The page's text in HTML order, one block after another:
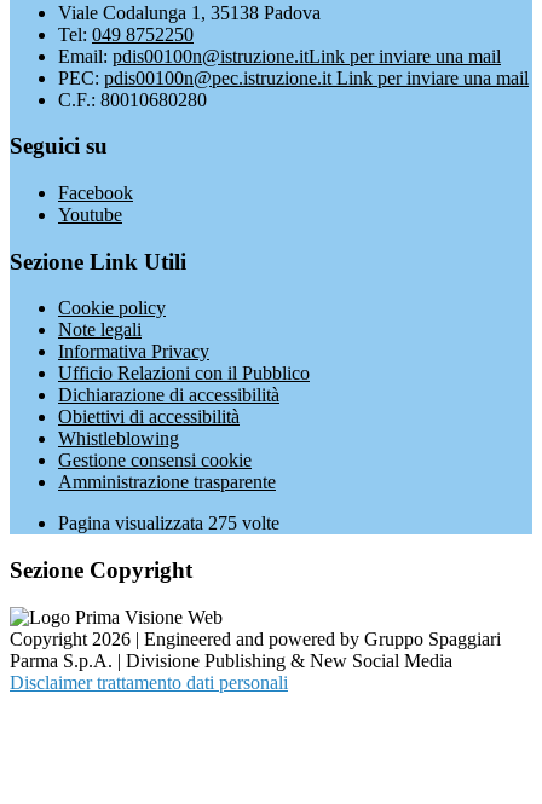
Viale Codalunga 1, 35138 Padova
Tel: 049 8752250
Email: pdis00100n@istruzione.itLink per inviare una mail
PEC: pdis00100n@pec.istruzione.it Link per inviare una mail
C.F.: 80010680280
Seguici su
Facebook
Youtube
Sezione Link Utili
Cookie policy
Note legali
Informativa Privacy
Ufficio Relazioni con il Pubblico
Dichiarazione di accessibilità
Obiettivi di accessibilità
Whistleblowing
Gestione consensi cookie
Amministrazione trasparente
Pagina visualizzata 275 volte
Sezione Copyright
Copyright 2026 | Engineered and powered by Gruppo Spaggiari
Parma S.p.A. | Divisione Publishing & New Social Media
Disclaimer trattamento dati personali